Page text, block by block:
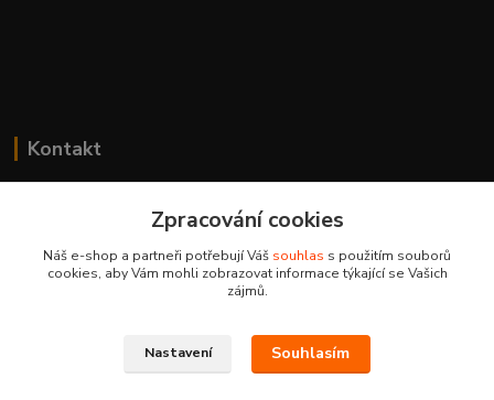
Kontakt
info@drevobarvy.cz
Zpracování cookies
Náš e-shop a partneři potřebují Váš souhlas s použitím souborů
cookies, aby Vám mohli zobrazovat informace týkající se Vašich
zájmů.
Nastavení Souhlasím